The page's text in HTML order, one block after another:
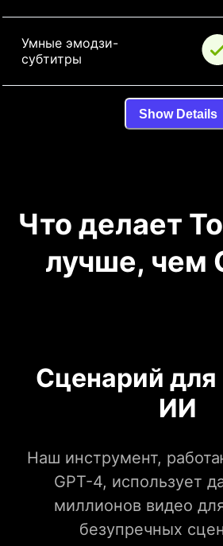
Умные эмодзи-
субтитры
Show Details
Что делает
лучше, чем
Сценарий для
ИИ
Наш инструмент,
GPT-4, использует
миллионов видео
безупречных